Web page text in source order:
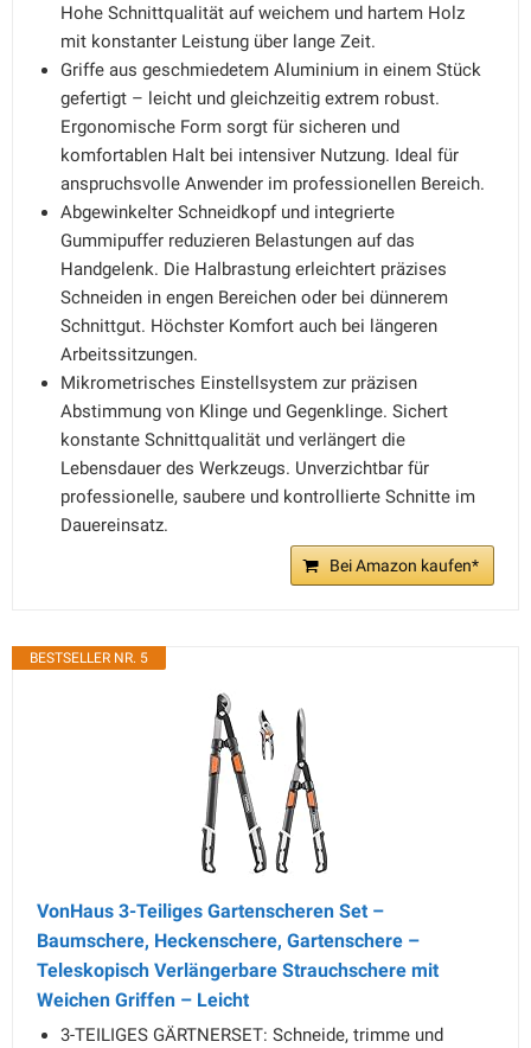
Hohe Schnittqualität auf weichem und hartem Holz
mit konstanter Leistung über lange Zeit.
Griffe aus geschmiedetem Aluminium in einem Stück
gefertigt – leicht und gleichzeitig extrem robust.
Ergonomische Form sorgt für sicheren und
komfortablen Halt bei intensiver Nutzung. Ideal für
anspruchsvolle Anwender im professionellen Bereich.
Abgewinkelter Schneidkopf und integrierte
Gummipuffer reduzieren Belastungen auf das
Handgelenk. Die Halbrastung erleichtert präzises
Schneiden in engen Bereichen oder bei dünnerem
Schnittgut. Höchster Komfort auch bei längeren
Arbeitssitzungen.
Mikrometrisches Einstellsystem zur präzisen
Abstimmung von Klinge und Gegenklinge. Sichert
konstante Schnittqualität und verlängert die
Lebensdauer des Werkzeugs. Unverzichtbar für
professionelle, saubere und kontrollierte Schnitte im
Dauereinsatz.
Bei Amazon kaufen*
BESTSELLER NR. 5
VonHaus 3-Teiliges Gartenscheren Set –
Baumschere, Heckenschere, Gartenschere –
Teleskopisch Verlängerbare Strauchschere mit
Weichen Griffen – Leicht
3-TEILIGES GÄRTNERSET: Schneide, trimme und